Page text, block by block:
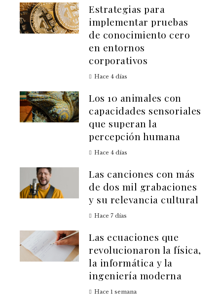
Estrategias para
implementar pruebas
de conocimiento cero
en entornos
corporativos
Hace 4 días
Los 10 animales con
capacidades sensoriales
que superan la
percepción humana
Hace 4 días
Las canciones con más
de dos mil grabaciones
y su relevancia cultural
Hace 7 días
Las ecuaciones que
revolucionaron la física,
la informática y la
ingeniería moderna
Hace 1 semana